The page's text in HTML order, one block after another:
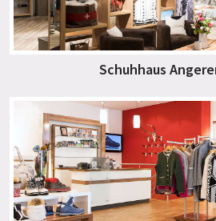
Schuhhaus